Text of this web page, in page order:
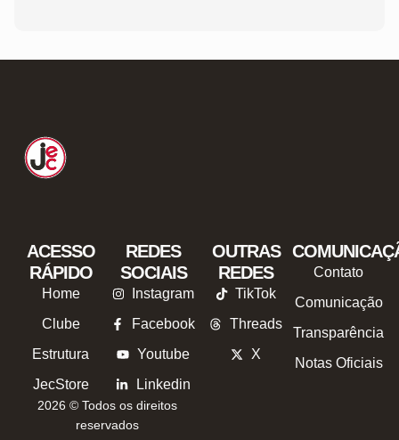
ACESSO
RÁPIDO
Home
Clube
Estrutura
JecStore
REDES
SOCIAIS
Instagram
Facebook
Youtube
Linkedin
OUTRAS
REDES
TikTok
Threads
X
Contato
Comunicação
Transparência
Notas Oficiais
2026 © Todos os direitos
reservados